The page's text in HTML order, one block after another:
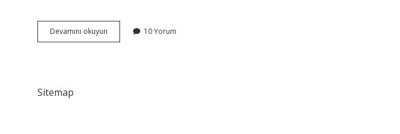
Devamını okuyun
Bölümlendirme
10 Yorum
Sitemap